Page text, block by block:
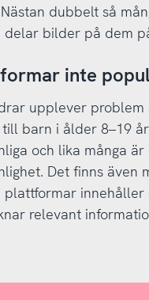
dubbelt så
delar bilder på dem
inte
upplever
barn i ålder 8–19
och lika många
Det finns även
relevant